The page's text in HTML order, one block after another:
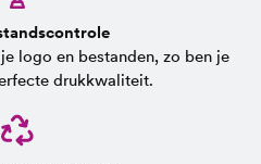
logo en bestanden, zo ben je
drukkwaliteit.